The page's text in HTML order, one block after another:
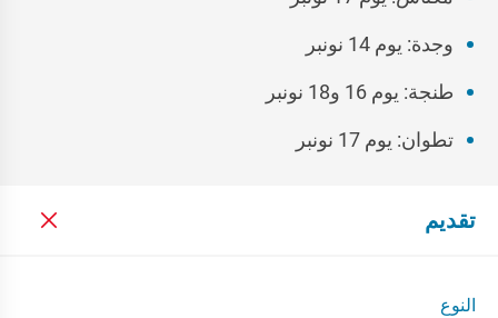
وجدة: يوم 14 نونبر
طنجة: يوم 16 و18 نونبر
تطوان: يوم 17 نونبر
تقديم
النوع